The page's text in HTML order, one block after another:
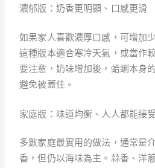
濃郁版：奶香更明顯、口感更滑
如果家人喜歡濃厚口感，可增加
這種版本適合寒冷天氣，或當作
要注意，奶味增加後，蛤蜊本身
避免被蓋住。
家庭版：味道均衡、人人都能接受
多數家庭最實用的做法，通常是
香，但仍以海味為主。蒜香、洋